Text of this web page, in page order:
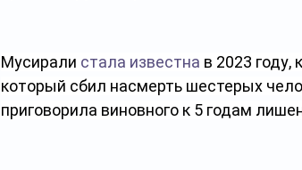
Мусирали стала известна в 2023 году,
который сбил насмерть шестерых
приговорила виновного к 5 годам